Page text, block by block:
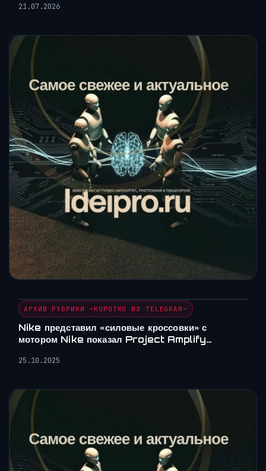
21.07.2026
АРХИВ РУБРИКИ ~КОРОТКО ИЗ TELEGRAM~
Nike представил «силовые кроссовки» с
мотором Nike показал Project Amplify…
25.10.2025